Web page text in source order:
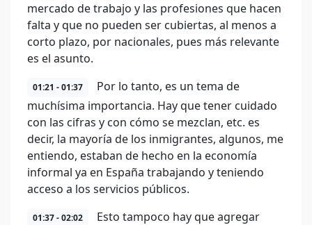
mercado de trabajo y las profesiones que hacen
falta y que no pueden ser cubiertas, al menos a
corto plazo, por nacionales, pues más relevante
es el asunto.
01:21 - 01:37
Por lo tanto, es un tema de
muchísima importancia. Hay que tener cuidado
con las cifras y con cómo se mezclan, etc. es
decir, la mayoría de los inmigrantes, algunos, me
entiendo, estaban de hecho en la economía
informal ya en España trabajando y teniendo
acceso a los servicios públicos.
01:37 - 02:02
Esto tampoco hay que agregar